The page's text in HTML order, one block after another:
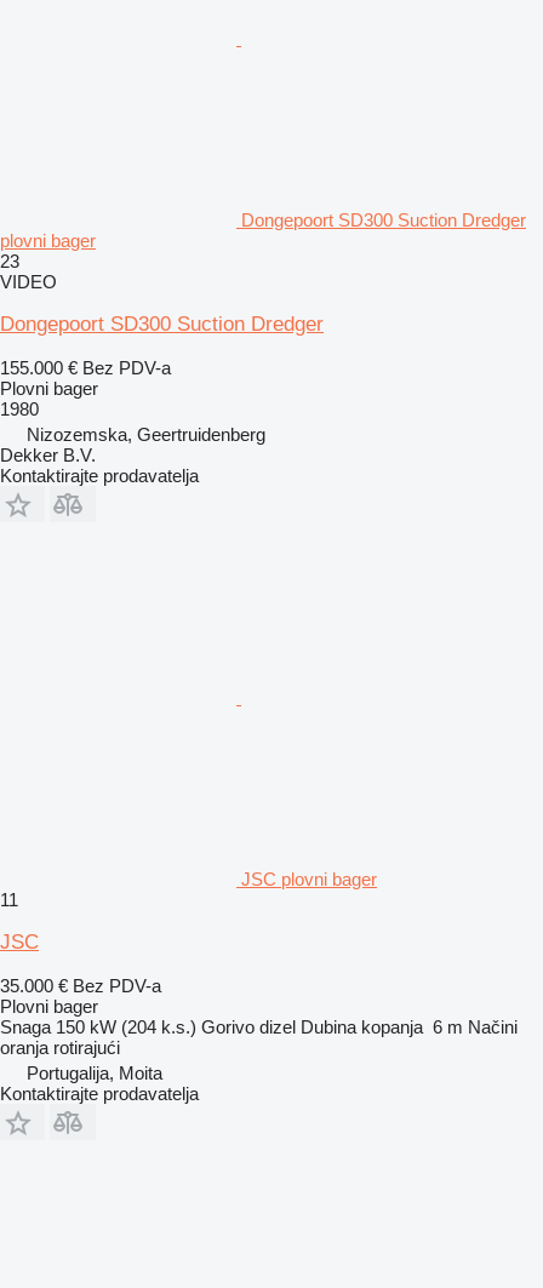
Dongepoort SD300 Suction Dredger
plovni bager
23
VIDEO
Dongepoort SD300 Suction Dredger
155.000 € Bez PDV-a
Plovni bager
1980
Nizozemska, Geertruidenberg
Dekker B.V.
Kontaktirajte prodavatelja
JSC plovni bager
11
JSC
35.000 € Bez PDV-a
Plovni bager
Snaga 150 kW (204 k.s.) Gorivo dizel Dubina kopanja 6 m Načini
oranja rotirajući
Portugalija, Moita
Kontaktirajte prodavatelja